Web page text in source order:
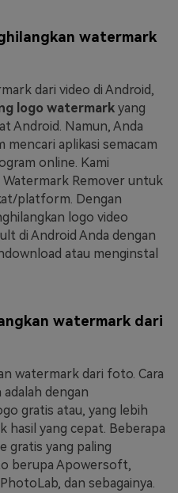
watermark
dari video di Android,
logo watermark yang
Android. Namun, Anda
aplikasi semacam
online. Kami
Watermark Remover untuk
platform. Dengan
logo video
di Android Anda dengan
atau menginstal
watermark dari
watermark dari foto. Cara
dengan
gratis atau, yang lebih
hasil yang cepat. Beberapa
gratis yang paling
berupa Apowersoft,
dan sebagainya.